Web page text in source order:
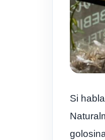
Si